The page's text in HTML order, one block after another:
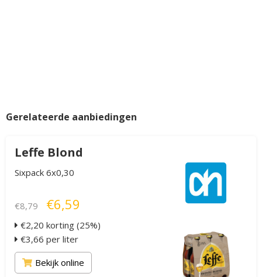
Gerelateerde aanbiedingen
Leffe Blond
Sixpack 6x0,30
€8,79 €6,59
€2,20 korting (25%)
€3,66 per liter
Bekijk online